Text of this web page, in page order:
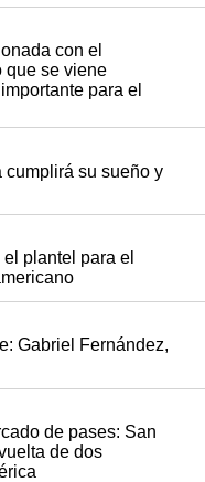
con el
que se viene
para el
cumplirá su sueño y
plantel para el
Gabriel Fernández,
de pases: San
de dos